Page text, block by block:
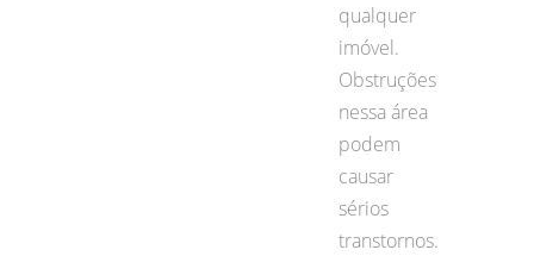
qualquer
imóvel.
Obstruções
nessa área
podem
causar
sérios
transtornos.